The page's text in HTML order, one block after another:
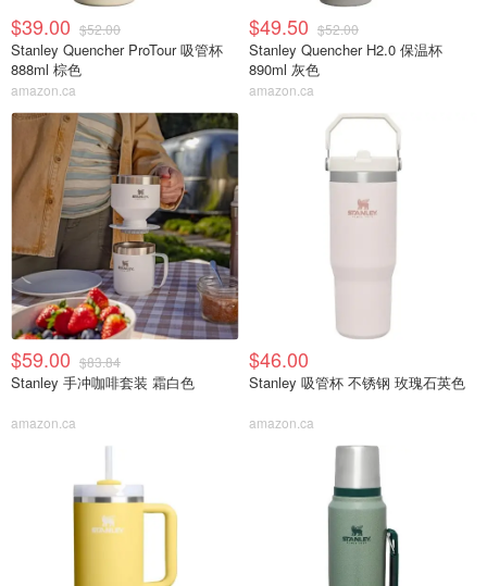
$39.00 $52.00
Stanley Quencher ProTour 吸管杯
888ml 棕色
amazon.ca
$49.50 $52.00
Stanley Quencher H2.0 保温杯
890ml 灰色
amazon.ca
$59.00 $83.84
Stanley 手冲咖啡套装 霜白色
amazon.ca
$46.00
Stanley 吸管杯 不锈钢 玫瑰石英色
amazon.ca